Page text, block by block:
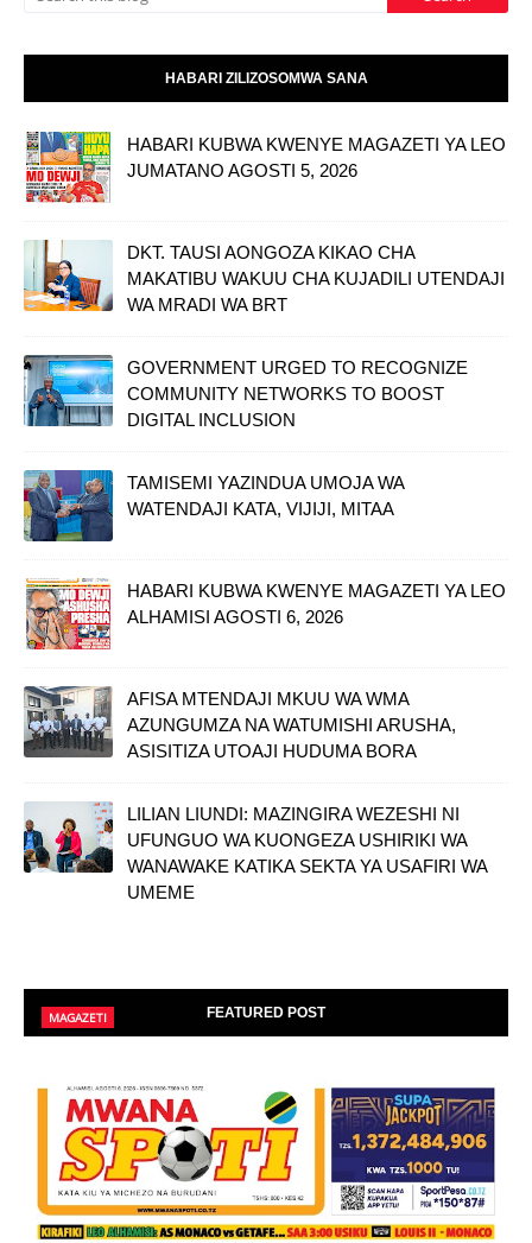
HABARI ZILIZOSOMWA SANA
HABARI KUBWA KWENYE MAGAZETI YA LEO
JUMATANO AGOSTI 5, 2026
DKT. TAUSI AONGOZA KIKAO CHA
MAKATIBU WAKUU CHA KUJADILI UTENDAJI
WA MRADI WA BRT
GOVERNMENT URGED TO RECOGNIZE
COMMUNITY NETWORKS TO BOOST
DIGITAL INCLUSION
TAMISEMI YAZINDUA UMOJA WA
WATENDAJI KATA, VIJIJI, MITAA
HABARI KUBWA KWENYE MAGAZETI YA LEO
ALHAMISI AGOSTI 6, 2026
AFISA MTENDAJI MKUU WA WMA
AZUNGUMZA NA WATUMISHI ARUSHA,
ASISITIZA UTOAJI HUDUMA BORA
LILIAN LIUNDI: MAZINGIRA WEZESHI NI
UFUNGUO WA KUONGEZA USHIRIKI WA
WANAWAKE KATIKA SEKTA YA USAFIRI WA
UMEME
FEATURED POST
MAGAZETI